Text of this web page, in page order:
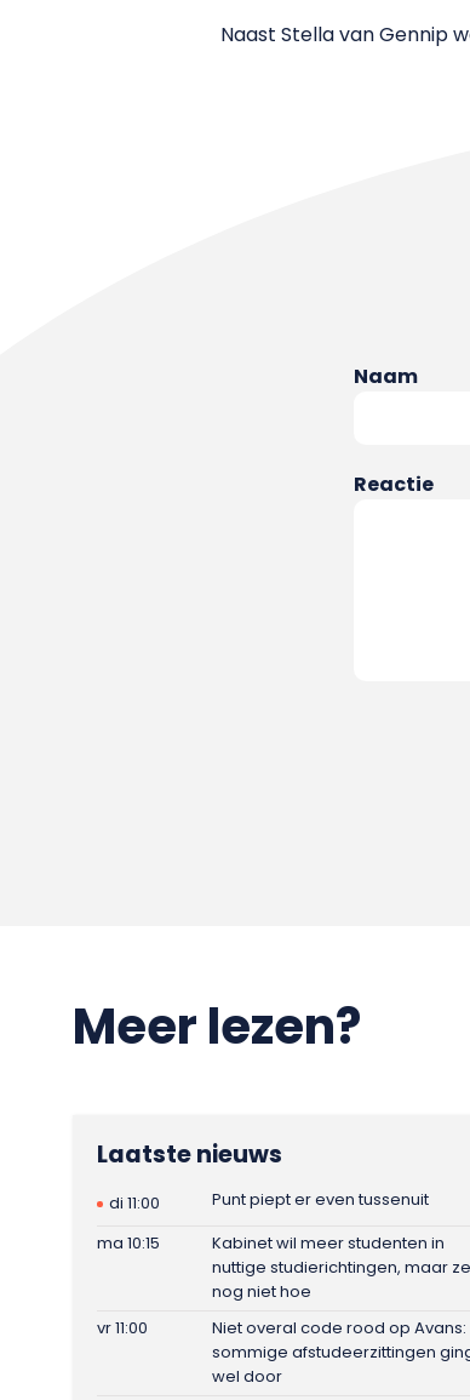
Naast Stella van Gennip
Naam
Reactie
Meer lezen?
Laatste nieuws
di 11:00
Punt piept er even tussenuit
ma 10:15
Kabinet wil meer studenten in
nuttige studierichtingen, maar
nog niet hoe
vr 11:00
Niet overal code rood op Avans:
sommige afstudeerzittingen
wel door